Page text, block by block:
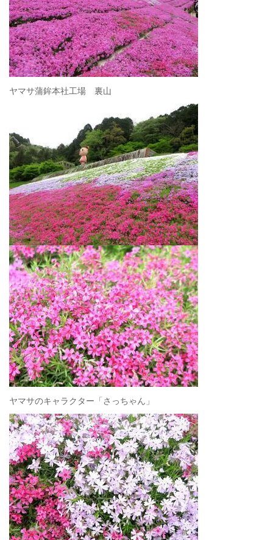
ヤマサ蒲鉾本社工場 裏山
ヤマサのキャラクター「さっちゃん」